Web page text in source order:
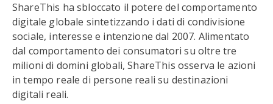
ShareThis ha sbloccato il potere del comportamento
digitale globale sintetizzando i dati di condivisione
sociale, interesse e intenzione dal 2007. Alimentato
dal comportamento dei consumatori su oltre tre
milioni di domini globali, ShareThis osserva le azioni
in tempo reale di persone reali su destinazioni
digitali reali.